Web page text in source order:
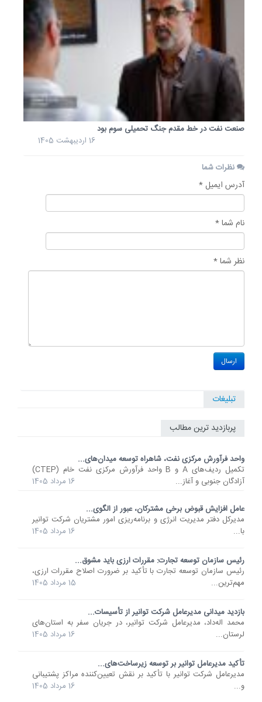
صنعت نفت در خط مقدم جنگ تحمیلی سوم بود
16 اردیبهشت 1405
نظرات شما
آدرس ایمیل *
نام شما *
نظر شما *
تبلیغات
پربازدید ترین مطالب
واحد فرآورش مرکزی نفت، شاهراه توسعه میدان‌های...
تکمیل ردیف‌های A و B واحد فرآورش مرکزی نفت خام (CTEP)
آزادگان جنوبی و آغاز...
16 مرداد 1405
عامل افزایش قبوض برخی مشترکان، عبور از الگوی...
مدیرکل دفتر مدیریت انرژی و برنامه‌ریزی امور مشتریان شرکت توانیر
با...
16 مرداد 1405
رئیس سازمان توسعه تجارت: مقررات ارزی باید مشوق...
رئیس سازمان توسعه تجارت با تأکید بر ضرورت اصلاح مقررات ارزی،
مهم‌ترین...
15 مرداد 1405
بازدید میدانی مدیرعامل شرکت توانیر از تأسیسات...
محمد اله‌داد، مدیرعامل شرکت توانیر، در جریان سفر به استان‌های
لرستان...
16 مرداد 1405
تأکید مدیرعامل توانیر بر توسعه زیرساخت‌های...
مدیرعامل شرکت توانیر با تأکید بر نقش تعیین‌کننده مراکز پشتیبانی
و...
16 مرداد 1405